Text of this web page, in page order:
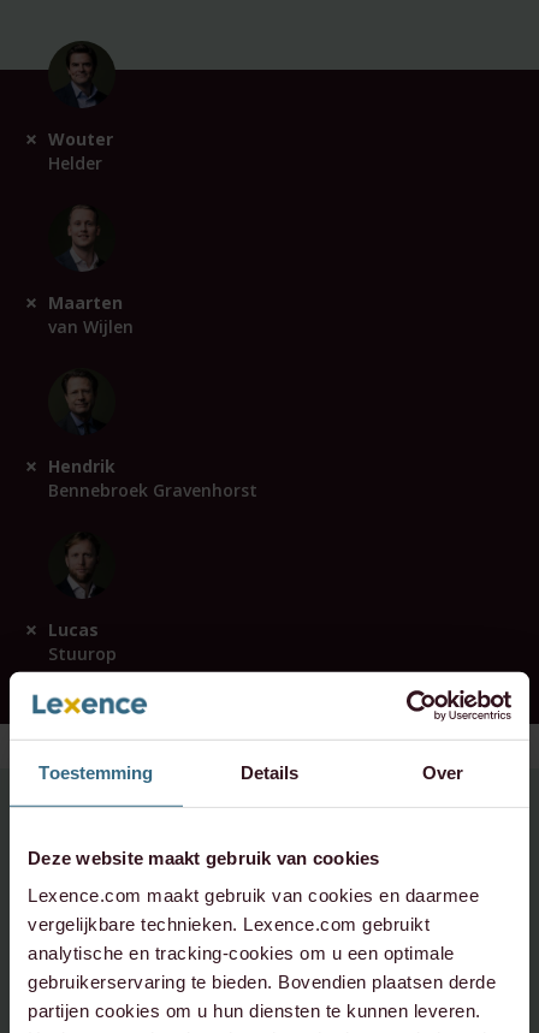
Toestemming Details Over
Deze website maakt gebruik van cookies
Lexence.com maakt gebruik van cookies en daarmee
vergelijkbare technieken. Lexence.com gebruikt
analytische en tracking-cookies om u een optimale
gebruikerservaring te bieden. Bovendien plaatsen derde
partijen cookies om u hun diensten te kunnen leveren.
Wouter
Helder
Maarten
van Wijlen
Hendrik
Bennebroek Gravenhorst
Lucas
Stuurop
onderwerp,
neem contact op:
info@lexence.com
+31 20 573 6736